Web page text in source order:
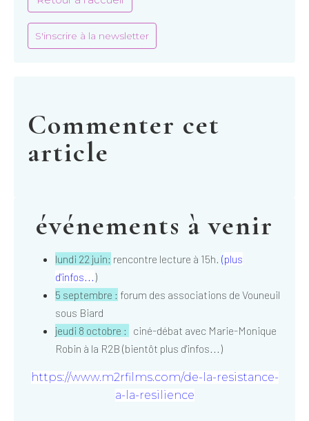
S'inscrire à la newsletter
Commenter cet
article
événements à venir
lundi 22 juin: rencontre lecture à 15h. (plus
d'infos...)
5 septembre : forum des associations de Vouneuil
sous Biard
jeudi 8 octobre :
ciné-débat avec Marie-Monique
Robin à la R2B (bientôt plus d'infos...)
https://www.m2rfilms.com/de-la-resistance-
a-la-resilience